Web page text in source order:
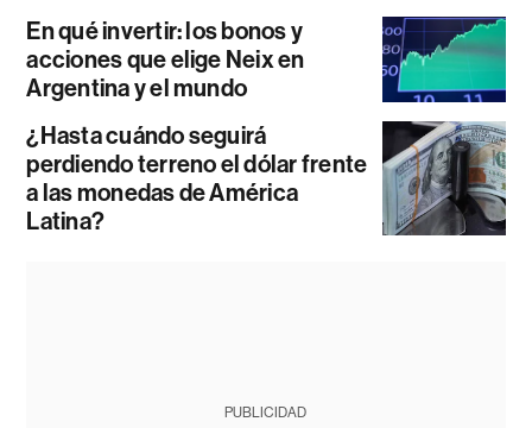
En qué invertir: los bonos y
acciones que elige Neix en
Argentina y el mundo
¿Hasta cuándo seguirá
perdiendo terreno el dólar frente
a las monedas de América
Latina?
PUBLICIDAD